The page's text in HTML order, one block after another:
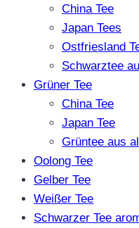
China Tee
Japan Tees
Ostfriesland
Schwarztee
Grüner Tee
China Tee
Japan Tee
Grüntee aus
Oolong Tee
Gelber Tee
Weißer Tee
Schwarzer Tee